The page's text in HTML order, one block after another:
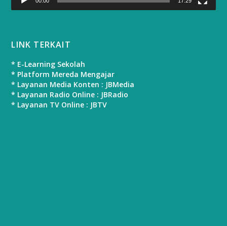
LINK TERKAIT
* E-Learning Sekolah
* Platform Mereda Mengajar
* Layanan Media Konten : JBMedia
* Layanan Radio Online : JBRadio
* Layanan TV Online : JBTV